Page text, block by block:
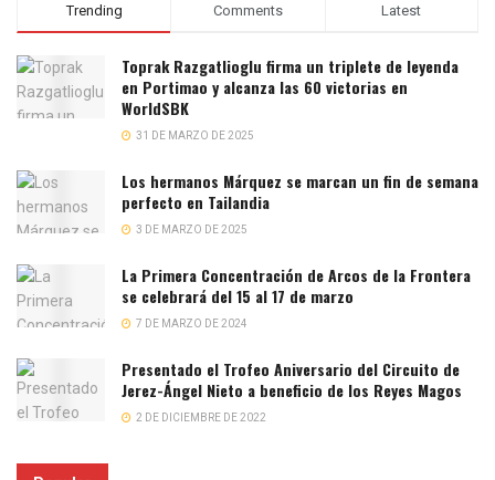
Trending Comments Latest
Toprak Razgatlioglu firma un triplete de leyenda
en Portimao y alcanza las 60 victorias en
WorldSBK
31 DE MARZO DE 2025
Los hermanos Márquez se marcan un fin de semana
perfecto en Tailandia
3 DE MARZO DE 2025
La Primera Concentración de Arcos de la Frontera
se celebrará del 15 al 17 de marzo
7 DE MARZO DE 2024
Presentado el Trofeo Aniversario del Circuito de
Jerez-Ángel Nieto a beneficio de los Reyes Magos
2 DE DICIEMBRE DE 2022